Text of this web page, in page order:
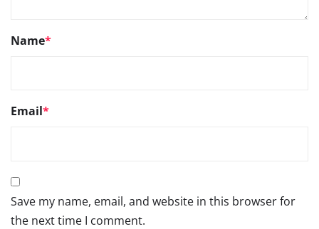
Name*
Email*
Save my name, email, and website in this browser for
the next time I comment.